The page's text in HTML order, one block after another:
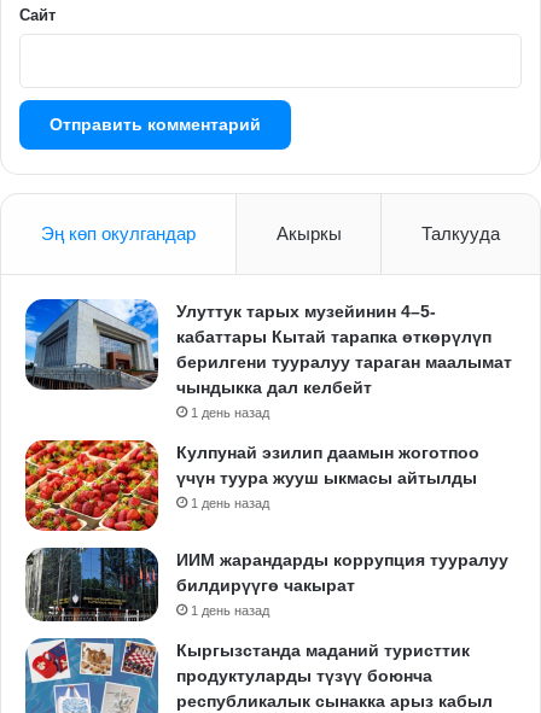
Сайт
Эң көп окулгандар Акыркы Талкууда
Улуттук тарых музейинин 4–5-
кабаттары Кытай тарапка өткөрүлүп
берилгени тууралуу тараган маалымат
чындыкка дал келбейт
1 день назад
Кулпунай эзилип даамын жоготпоо
үчүн туура жууш ыкмасы айтылды
1 день назад
ИИМ жарандарды коррупция тууралуу
билдирүүгө чакырат
1 день назад
Кыргызстанда маданий туристтик
продуктуларды түзүү боюнча
республикалык сынакка арыз кабыл